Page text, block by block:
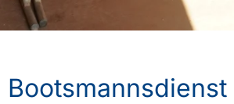
Bootsmannsdienst